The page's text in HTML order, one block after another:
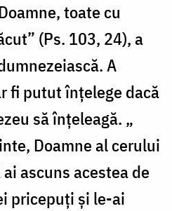
toate cu
(Ps. 103, 24), a
A
fi putut înțelege dacă
să înțeleagă. „
Doamne al cerului
ascuns acestea de
pricepuți și le-ai